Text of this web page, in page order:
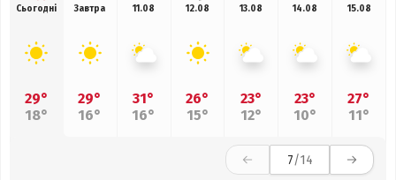
Сьогодні
29°
18°
Завтра
29°
16°
11.08
31°
16°
12.08
26°
15°
13.08
23°
12°
14.08
23°
10°
15.08
27°
11°
7/14